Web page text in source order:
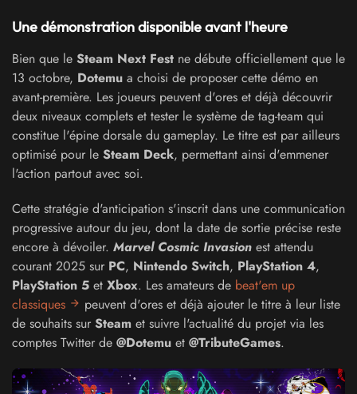
Une démonstration disponible avant l'heure
Bien que le Steam Next Fest ne débute officiellement que le
13 octobre, Dotemu a choisi de proposer cette démo en
avant-première. Les joueurs peuvent d'ores et déjà découvrir
deux niveaux complets et tester le système de tag-team qui
constitue l'épine dorsale du gameplay. Le titre est par ailleurs
optimisé pour le Steam Deck, permettant ainsi d'emmener
l'action partout avec soi.
Cette stratégie d'anticipation s'inscrit dans une communication
progressive autour du jeu, dont la date de sortie précise reste
encore à dévoiler. Marvel Cosmic Invasion est attendu
courant 2025 sur PC, Nintendo Switch, PlayStation 4,
PlayStation 5 et Xbox. Les amateurs de beat'em up
classiques
peuvent d'ores et déjà ajouter le titre à leur liste
de souhaits sur Steam et suivre l'actualité du projet via les
comptes Twitter de @Dotemu et @TributeGames.